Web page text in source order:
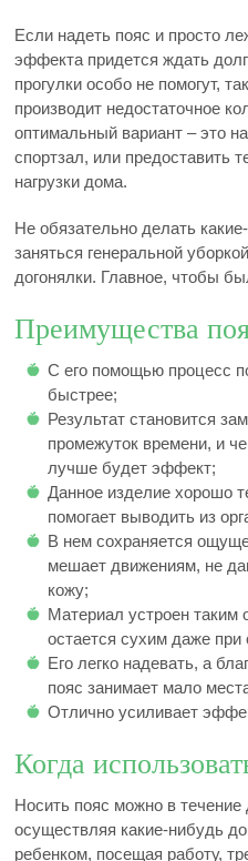
Если надеть пояс и просто
эффекта придется ждать
прогулки особо не помогут,
производит недостаточное
оптимальный вариант – это
спортзал, или предоставить
нагрузки дома.
Не обязательно делать
заняться генеральной
догонялки. Главное, чтобы
Преимущества
С его помощью процесс
быстрее;
Результат становится
промежуток времени, и
лучше будет эффект;
Данное изделие хорошо
помогает выводить из
В нем сохраняется
мешает движениям, не
кожу;
Материал устроен таким
остается сухим даже
Его легко надевать, а
пояс занимает мало
Отлично усиливает
Когда
Носить пояс можно в
осуществляя какие-нибудь
ребенком, посещая работу,